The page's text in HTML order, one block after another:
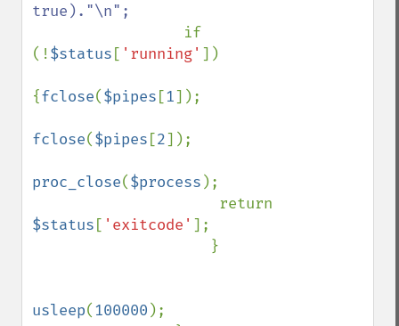
true)."\n";
if
(!$status [ 'running' ])
{fclose($pipes [1]);
fclose($pipes [2]);
proc_close($process );
$status [ 'exitcode' ];
usleep(100000 );